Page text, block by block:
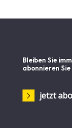
Bleiben Sie
abonnieren
jetzt